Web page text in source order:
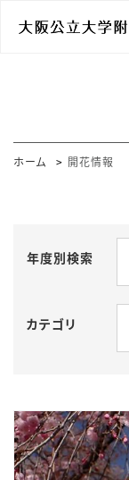
ホーム 開花情報
年度別検索
カテゴリ